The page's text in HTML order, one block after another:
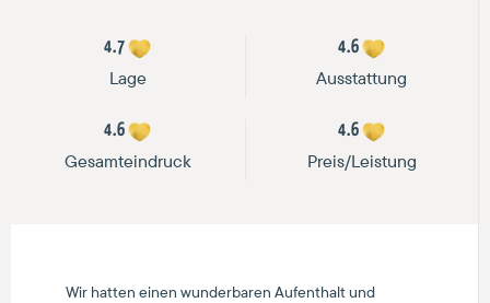
4.7
Lage
4.6
Ausstattung
4.6
Gesamteindruck
4.6
Preis/Leistung
Wir hatten einen wunderbaren Aufenthalt und